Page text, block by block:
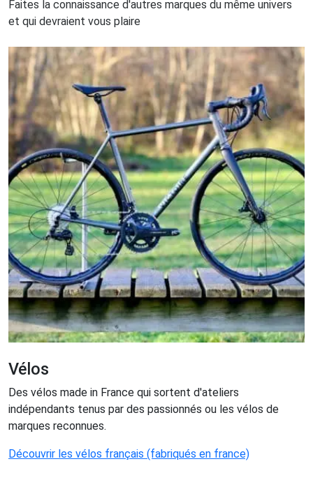
Faites la connaissance d'autres marques du même univers
et qui devraient vous plaire
Vélos
Des vélos made in France qui sortent d'ateliers
indépendants tenus par des passionnés ou les vélos de
marques reconnues.
Découvrir les vélos français (fabriqués en france)